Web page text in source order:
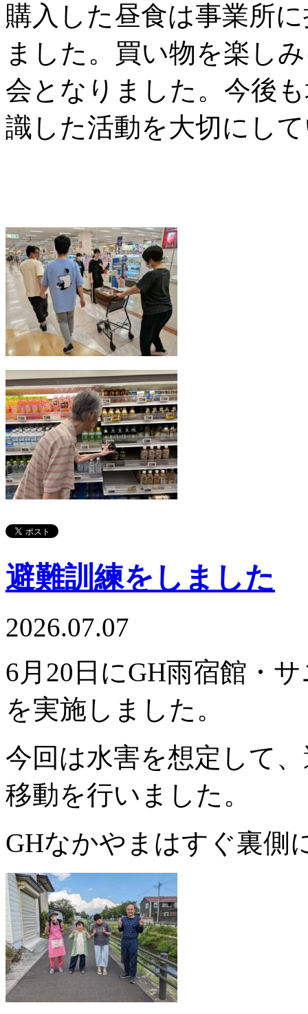
購入した昼食は事業所
ました。買い物を楽し
会となりました。今後
識した活動を大切にし
避難訓練をしました
2026.07.07
6月20日にGH雨宿館・
を実施しました。
今回は水害を想定して
移動を行いました。
GHなかやまはすぐ裏側